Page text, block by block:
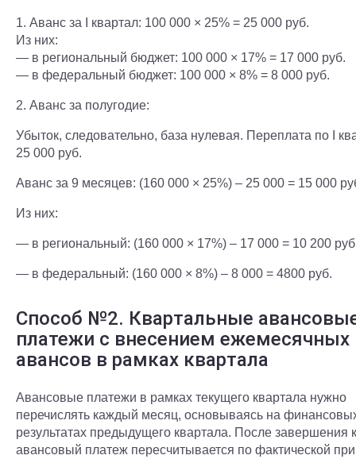
1. Аванс за I квартал: 100 000 × 25% = 25 000 руб.
Из них:
— в региональный бюджет: 100 000 × 17% = 17 000 руб.
— в федеральный бюджет: 100 000 × 8% = 8 000 руб.
2. Аванс за полугодие:
Убыток, следовательно, база нулевая. Переплата по I
25 000 руб.
Аванс за 9 месяцев: (160 000 × 25%) – 25 000 = 15 000
Из них:
— в региональный: (160 000 × 17%) – 17 000 = 10 200
— в федеральный: (160 000 × 8%) – 8 000 = 4800 руб.
Способ №2. Квартальные
платежи с внесением ежемесячных
авансов в рамках квартала
Авансовые платежи в рамках текущего квартала нужно
перечислять каждый месяц, основываясь на
результатах предыдущего квартала. После завершения
авансовый платеж пересчитывается по фактической